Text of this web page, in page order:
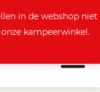
in de webshop niet
kampeerwinkel.